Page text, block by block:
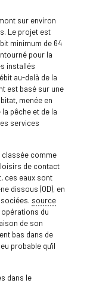
sur environ
Le projet est
minimum de 64
pour la
installés
au-delà de la
est basé sur une
menée en
pêche et de la
services
classée comme
de contact
ces eaux sont
dissous (OD), en
source
du
de son
bas dans de
probable qu'il
dans le